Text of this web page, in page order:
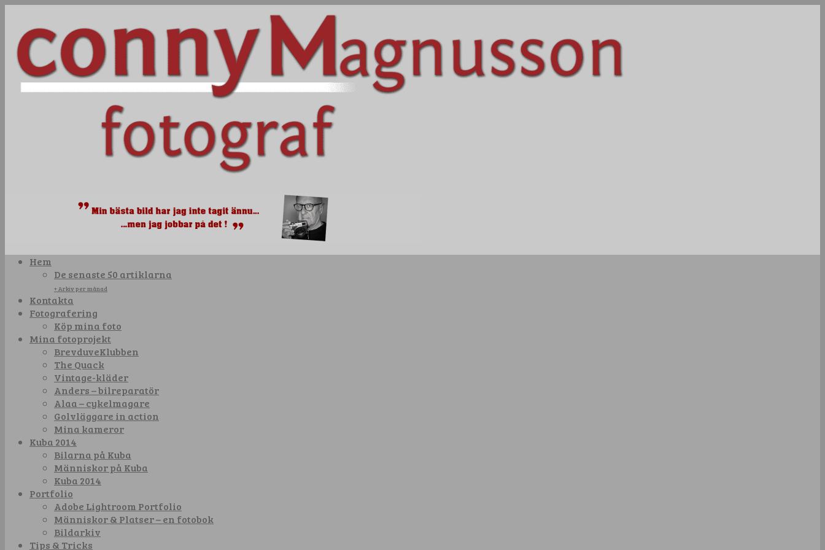
Hem
De senaste 50 artiklarna
+ Arkiv per månad
Kontakta
Fotografering
Köp mina foto
Mina fotoprojekt
BrevduveKlubben
The Quack
Vintage-kläder
Anders – bilreparatör
Alaa – cykelmagare
Golvläggare in action
Mina kameror
Kuba 2014
Bilarna på Kuba
Människor på Kuba
Kuba 2014
Portfolio
Adobe Lightroom Portfolio
Människor & Platser – en fotobok
Bildarkiv
Tips & Tricks